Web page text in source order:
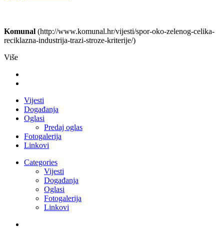
Komunal (http://www.komunal.hr/vijesti/spor-oko-zelenog-celika-
reciklazna-industrija-trazi-stroze-kriterije/)
Više
Vijesti
Događanja
Oglasi
Predaj oglas
Fotogalerija
Linkovi
Categories
Vijesti
Događanja
Oglasi
Fotogalerija
Linkovi